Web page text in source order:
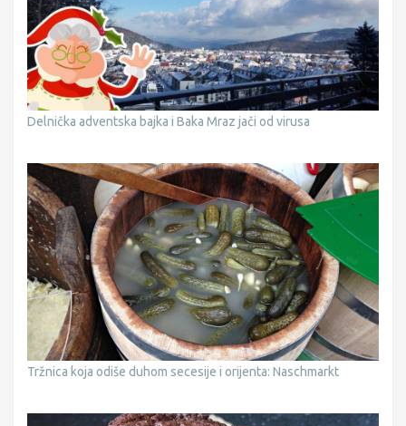
Delnička adventska bajka i Baka Mraz jači od virusa
Tržnica koja odiše duhom secesije i orijenta: Naschmarkt